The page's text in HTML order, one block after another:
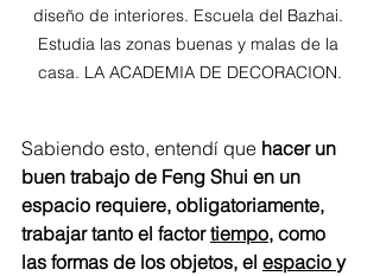
diseño de interiores. Escuela del Bazhai.
Estudia las zonas buenas y malas de la
casa. LA ACADEMIA DE DECORACION.
Sabiendo esto, entendí que hacer un
buen trabajo de Feng Shui en un
espacio requiere, obligatoriamente,
trabajar tanto el factor tiempo, como
las formas de los objetos, el espacio y